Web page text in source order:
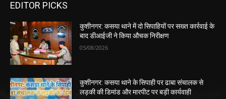
EDITOR PICKS
कुशीनगर: कसया थाने में दो सिपाहियों पर सख्त कार्रवाई के
बाद डीआईजी ने किया औचक निरीक्षण
05/08/2026
कुशीनगर: कसया थाने के सिपाही पर ढाबा संचालक से
लड़की की डिमांड और मारपीट पर बड़ी कार्यवाही